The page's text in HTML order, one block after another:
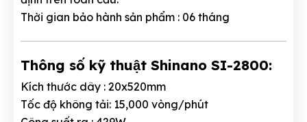
Thời gian bảo hành sản phẩm : 06 tháng
Thông số kỹ thuật Shinano SI-2800:
Kích thước dây : 20x520mm
Tốc độ không tải: 15,000 vòng/phút